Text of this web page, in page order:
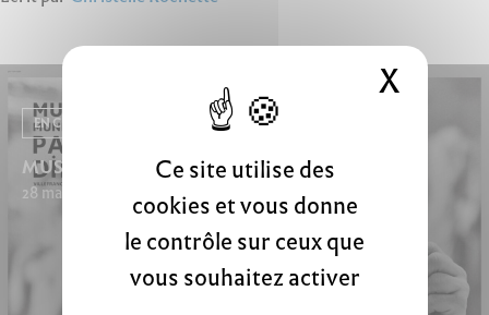
Ce site utilise des
cookies et vous donne
le contrôle sur ceux que
vous souhaitez activer
X
EN CE MOMENT
MUSÉOCOULISSES
28 mars 2026 - 20 septembre 2026